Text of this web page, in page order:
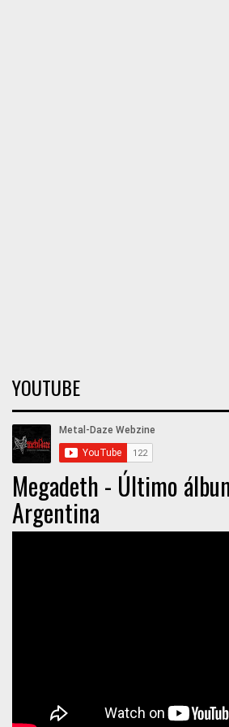
YOUTUBE
Megadeth - Último
Argentina